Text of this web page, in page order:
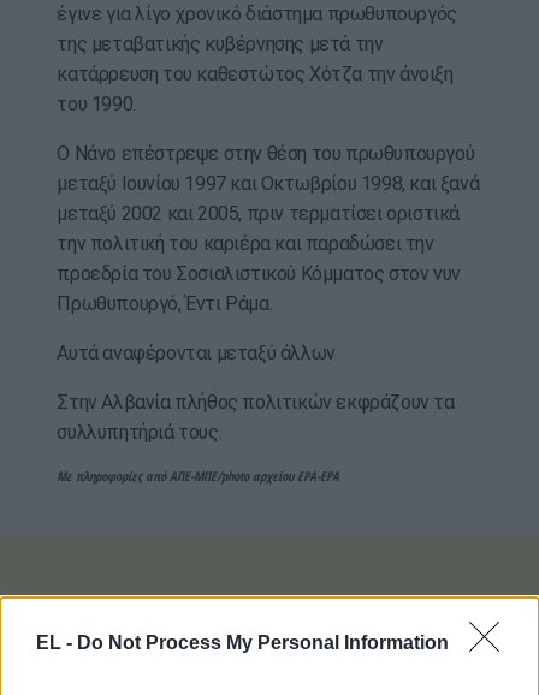
EL - Do Not Process My Personal Information
έγινε για λίγο χρονικό διάστημα πρωθυπουργός
της μεταβατικής κυβέρνησης μετά την
κατάρρευση του καθεστώτος Χότζα την άνοιξη
του 1990.
Ο Νάνο επέστρεψε στην θέση του πρωθυπουργού
μεταξύ Ιουνίου 1997 και Οκτωβρίου 1998, και ξανά
μεταξύ 2002 και 2005, πριν τερματίσει οριστικά
την πολιτική του καριέρα και παραδώσει την
προεδρία του Σοσιαλιστικού Κόμματος στον νυν
Πρωθυπουργό, Έντι Ράμα.
Αυτά αναφέρονται μεταξύ άλλων
Στην Αλβανία πλήθος πολιτικών εκφράζουν τα
συλλυπητήριά τους.
Με πληροφορίες από ΑΠΕ-ΜΠΕ/photo αρχείου EPA-EPA